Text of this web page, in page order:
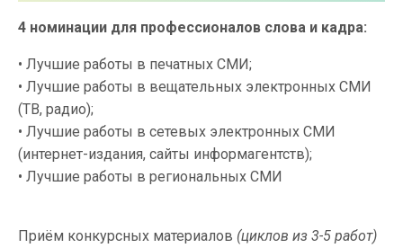
4 номинации для профессионалов слова и кадра:
• Лучшие работы в печатных СМИ;
• Лучшие работы в вещательных электронных СМИ
(ТВ, радио);
• Лучшие работы в сетевых электронных СМИ
(интернет-издания, сайты информагентств);
• Лучшие работы в региональных СМИ
Приём конкурсных материалов (циклов из 3-5 работ)